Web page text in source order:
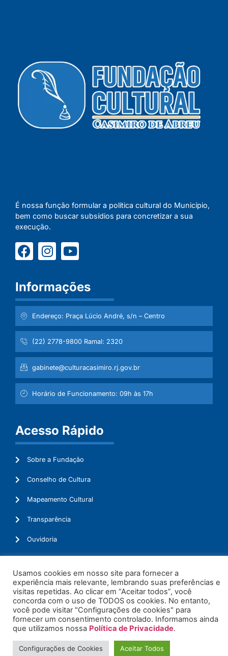
É nossa função formular a política cultural do Município,
bem como buscar subsídios para concretizar a sua
execução.
Informações
Endereço: Praça Lúcio André, s/n – Centro
(22) 2778-9800 Ramal: 2320
gabinete@culturacasimiro.rj.gov.br
Horário de Funcionamento: 09h às 17h
Acesso Rápido
Sobre a Fundação
Conselho de Cultura
Mapeamento Cultural
Transparência
Ouvidoria
© 2026. Todos os Direitos Reservados.
Usamos cookies em nosso site para fornecer a
experiência mais relevante, lembrando suas preferências e
visitas repetidas. Ao clicar em “Aceitar todos”, você
concorda com o uso de TODOS os cookies. No entanto,
você pode visitar "Configurações de cookies" para
fornecer um consentimento controlado. Informamos ainda
que utilizamos nossa Política de Privacidade.
Configurações de Cookies Aceitar Todos